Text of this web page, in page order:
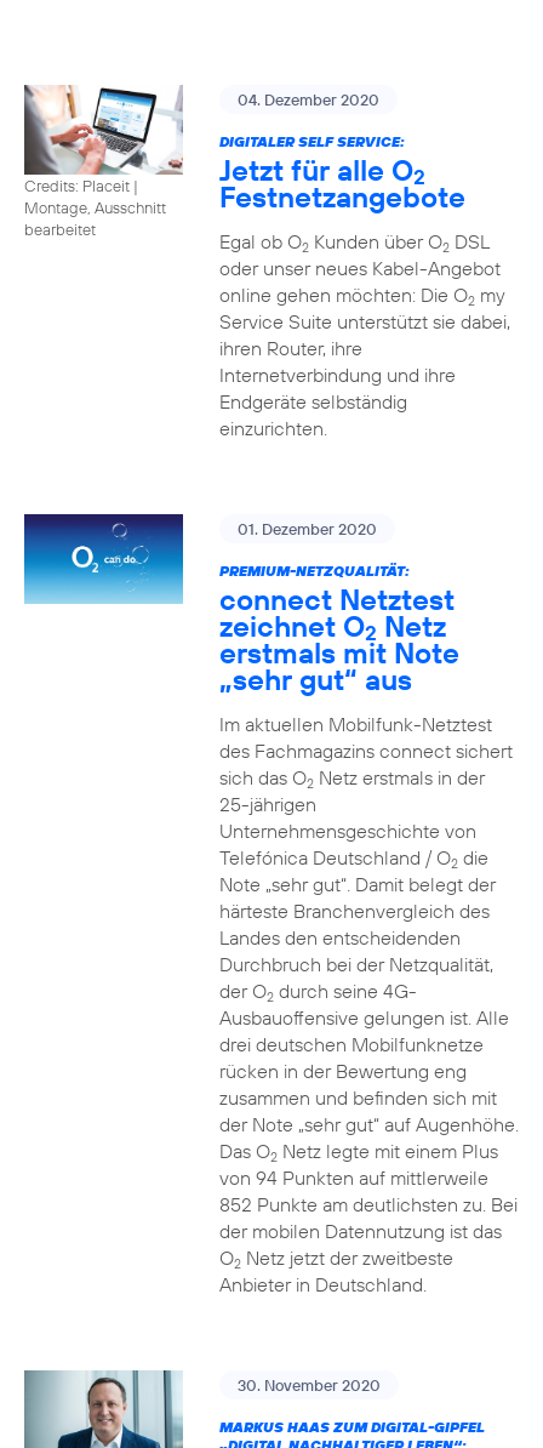
Credits: Placeit |
Montage, Ausschnitt
bearbeitet
04. Dezember 2020
DIGITALER SELF SERVICE:
Jetzt für alle O2
Festnetzangebote
Egal ob O2Kunden über O2DSL
oder unser neues Kabel-Angebot
online gehen möchten: Die O2my
Service Suite unterstützt sie dabei,
ihren Router, ihre
Internetverbindung und ihre
Endgeräte selbständig
einzurichten.
01. Dezember 2020
PREMIUM-NETZQUALITÄT:
connect Netztest
zeichnet O2 Netz
erstmals mit Note
„sehr gut“ aus
Im aktuellen Mobilfunk-Netztest
des Fachmagazins connect sichert
sich das O2Netz erstmals in der
25-jährigen
Unternehmensgeschichte von
Telefónica Deutschland / O2die
Note „sehr gut“. Damit belegt der
härteste Branchenvergleich des
Landes den entscheidenden
Durchbruch bei der Netzqualität,
der O2durch seine 4G-
Ausbauoffensive gelungen ist. Alle
drei deutschen Mobilfunknetze
rücken in der Bewertung eng
zusammen und befinden sich mit
der Note „sehr gut“ auf Augenhöhe.
Das O2Netz legte mit einem Plus
von 94 Punkten auf mittlerweile
852 Punkte am deutlichsten zu. Bei
der mobilen Datennutzung ist das
O2Netz jetzt der zweitbeste
Anbieter in Deutschland.
30. November 2020
MARKUS HAAS ZUM DIGITAL-GIPFEL